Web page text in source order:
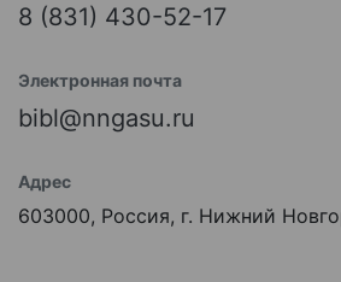
8 (831) 430-52-17
Электронная почта
bibl@nngasu.ru
Адрес
603000, Россия, г. Нижний